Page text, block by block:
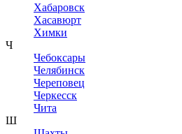
Хабаровск
Хасавюрт
Химки
Ч
Чебоксары
Челябинск
Череповец
Черкесск
Чита
Ш